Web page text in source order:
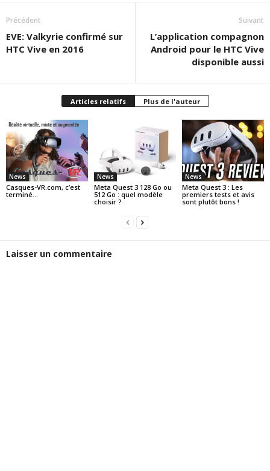
Précédent
EVE: Valkyrie confirmé sur
HTC Vive en 2016
Suivant
L’application compagnon
Android pour le HTC Vive
disponible aussi
Articles relatifs Plus de l'auteur
News
Casques-VR.com, c’est
terminé…
News
Meta Quest 3 128 Go ou
512 Go : quel modèle
choisir ?
News
Meta Quest 3 : Les
premiers tests et avis
sont plutôt bons !
Laisser un commentaire